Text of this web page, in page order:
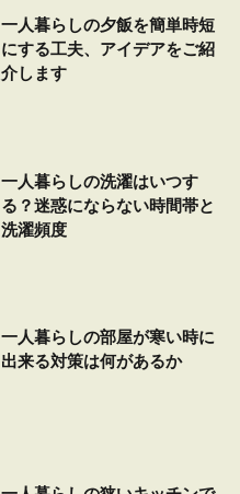
一人暮らしの夕飯を簡単時短
にする工夫、アイデアをご紹
介します
一人暮らしの洗濯はいつす
る？迷惑にならない時間帯と
洗濯頻度
一人暮らしの部屋が寒い時に
出来る対策は何があるか